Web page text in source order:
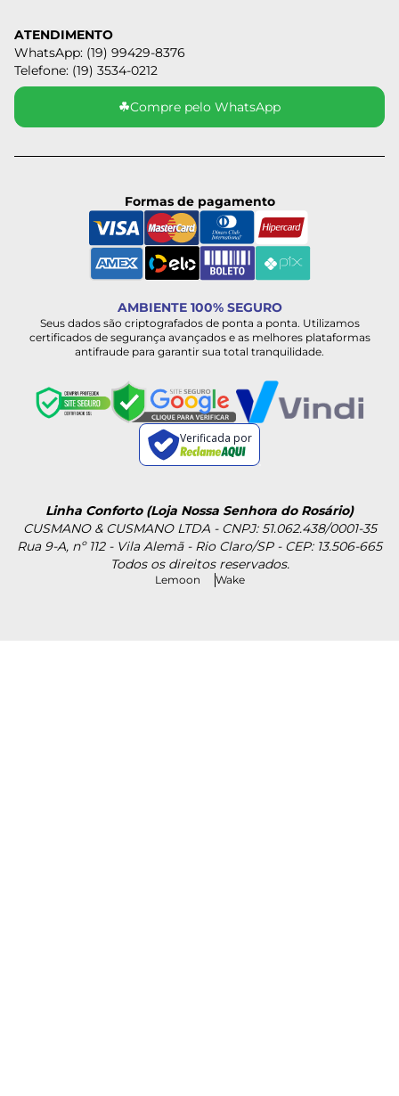
ATENDIMENTO
WhatsApp: (19) 99429-8376
Telefone: (19) 3534-0212
☘Compre pelo WhatsApp
Formas de pagamento
AMBIENTE 100% SEGURO
Seus dados são criptografados de ponta a ponta. Utilizamos
certificados de segurança avançados e as melhores plataformas
antifraude para garantir sua total tranquilidade.
Verificada por
Linha Conforto (Loja Nossa Senhora do Rosário)
CUSMANO & CUSMANO LTDA - CNPJ: 51.062.438/0001-35
Rua 9-A, nº 112 - Vila Alemã - Rio Claro/SP - CEP: 13.506-665
Todos os direitos reservados.
Lemoon Wake